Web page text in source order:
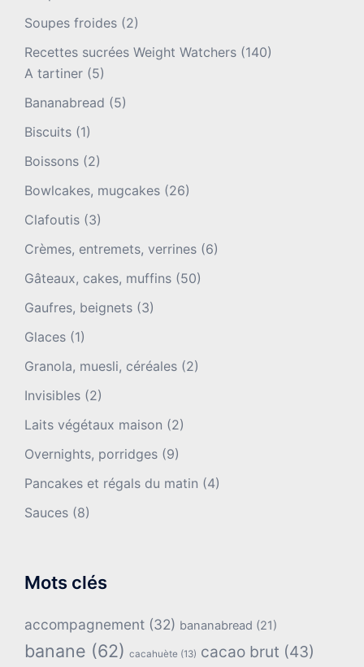
Soupes froides (2)
Recettes sucrées Weight Watchers (140)
A tartiner (5)
Bananabread (5)
Biscuits (1)
Boissons (2)
Bowlcakes, mugcakes (26)
Clafoutis (3)
Crèmes, entremets, verrines (6)
Gâteaux, cakes, muffins (50)
Gaufres, beignets (3)
Glaces (1)
Granola, muesli, céréales (2)
Invisibles (2)
Laits végétaux maison (2)
Overnights, porridges (9)
Pancakes et régals du matin (4)
Sauces (8)
Mots clés
accompagnement (32) bananabread (21)
banane (62) cacahuète (13) cacao brut (43)